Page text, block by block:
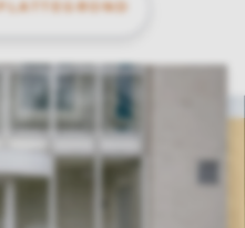
PLATTEGROND